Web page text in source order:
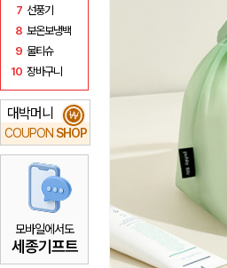
7 선풍기
8 보온보냉백
9 물티슈
10 장바구니
대박머니
COUPON SHOP
₩
모바일에서도
세종기프트